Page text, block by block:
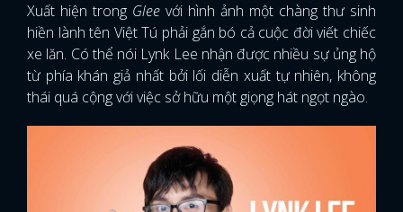
Xuất hiện trong Glee với hình ảnh một chàng thư sinh
hiền lành tên Việt Tú phải gắn bó cả cuộc đời viết chiếc
xe lăn. Có thể nói Lynk Lee nhận được nhiều sự ủng hộ
từ phía khán giả nhất bởi lối diễn xuất tự nhiên, không
thái quá cộng với việc sở hữu một giọng hát ngọt ngào.